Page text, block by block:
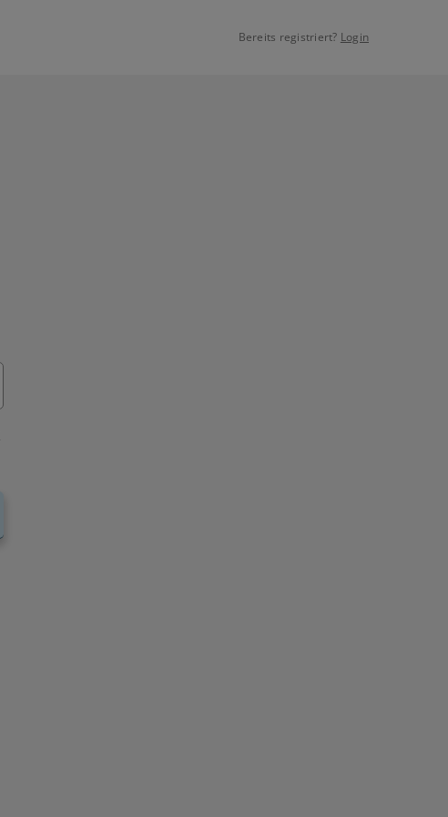
Bereits registriert? Login